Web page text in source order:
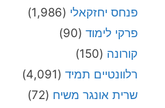
פנחס יחזקאלי (1,986)
פרקי לימוד (90)
קורונה (150)
רלוונטיים תמיד (4,091)
שרית אונגר משיח (72)